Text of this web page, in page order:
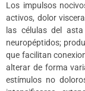
Los impulsos
activos, dolor
las células del
neuropéptidos;
que facilitan
alterar de forma
estímulos no